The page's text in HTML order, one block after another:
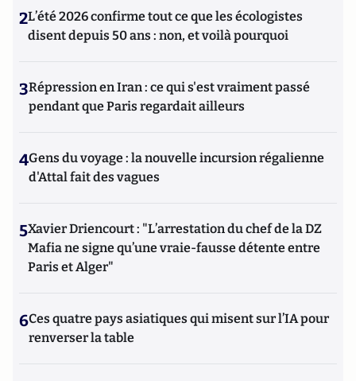
2L’été 2026 confirme tout ce que les écologistes
disent depuis 50 ans : non, et voilà pourquoi
3Répression en Iran : ce qui s'est vraiment passé
pendant que Paris regardait ailleurs
4Gens du voyage : la nouvelle incursion régalienne
d'Attal fait des vagues
5Xavier Driencourt : "L’arrestation du chef de la DZ
Mafia ne signe qu’une vraie-fausse détente entre
Paris et Alger"
6Ces quatre pays asiatiques qui misent sur l’IA pour
renverser la table